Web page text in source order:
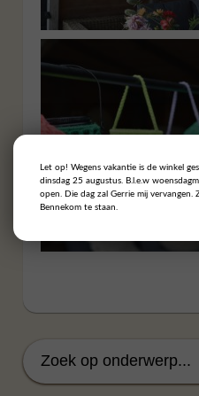
Let op! Wegens vakantie is de winkel
dinsdag 25 augustus. B.l.e.w
open. Die dag zal Gerrie mij
Bennekom te staan.